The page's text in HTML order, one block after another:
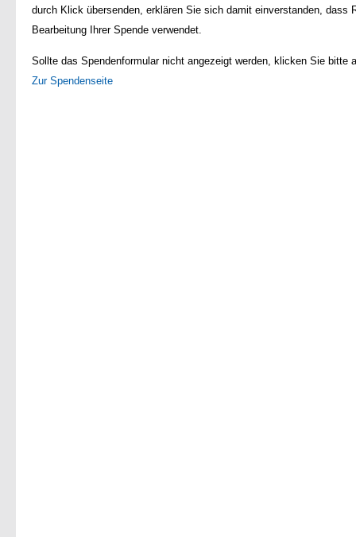
durch Klick übersenden, erklären Sie sich damit einverstanden, dass
Bearbeitung Ihrer Spende verwendet.
Sollte das Spendenformular nicht angezeigt werden, klicken Sie bitte
Zur Spendenseite